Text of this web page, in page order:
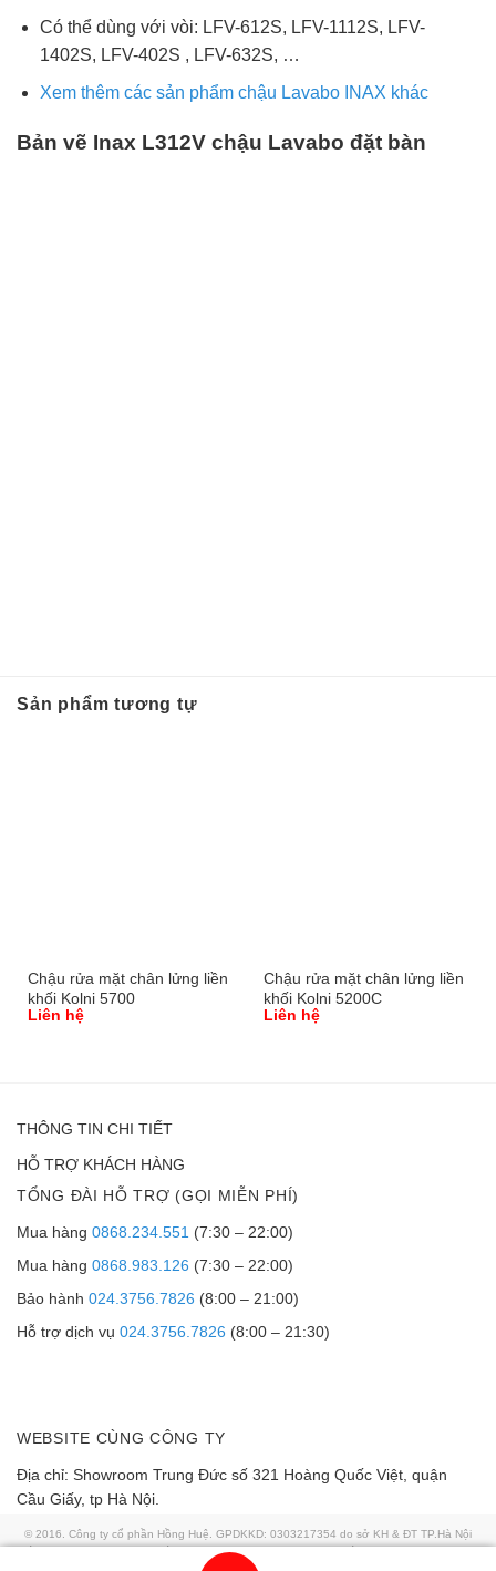
Có thể dùng với vòi: LFV-612S, LFV-1112S, LFV-
1402S, LFV-402S , LFV-632S, …
Xem thêm các sản phẩm chậu Lavabo INAX khác
Bản vẽ Inax L312V chậu Lavabo đặt bàn
Sản phẩm tương tự
Chậu rửa mặt chân lửng liền
khối Kolni 5700
Liên hệ
Chậu rửa mặt chân lửng liền
khối Kolni 5200C
Liên hệ
THÔNG TIN CHI TIẾT
HỖ TRỢ KHÁCH HÀNG
TỔNG ĐÀI HỖ TRỢ (GỌI MIỄN PHÍ)
Mua hàng 0868.234.551 (7:30 – 22:00)
Mua hàng 0868.983.126 (7:30 – 22:00)
Bảo hành 024.3756.7826 (8:00 – 21:00)
Hỗ trợ dịch vụ 024.3756.7826 (8:00 – 21:30)
WEBSITE CÙNG CÔNG TY
Địa chỉ: Showroom Trung Đức số 321 Hoàng Quốc Việt, quận
Cầu Giấy, tp Hà Nội.
© 2016. Công ty cổ phần Hồng Huệ. GPDKKD: 0303217354 do sở KH & ĐT TP.Hà Nội
cấp ngày 02/01/2008. GP số 57/GP-TTĐT do Sở TTTT TP HN cấp ngày 30/07/2018. Địa